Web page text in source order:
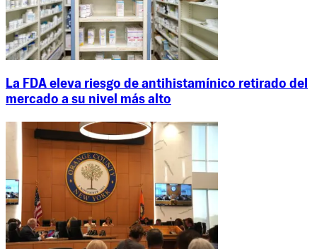
La FDA eleva riesgo de antihistamínico retirado del
mercado a su nivel más alto